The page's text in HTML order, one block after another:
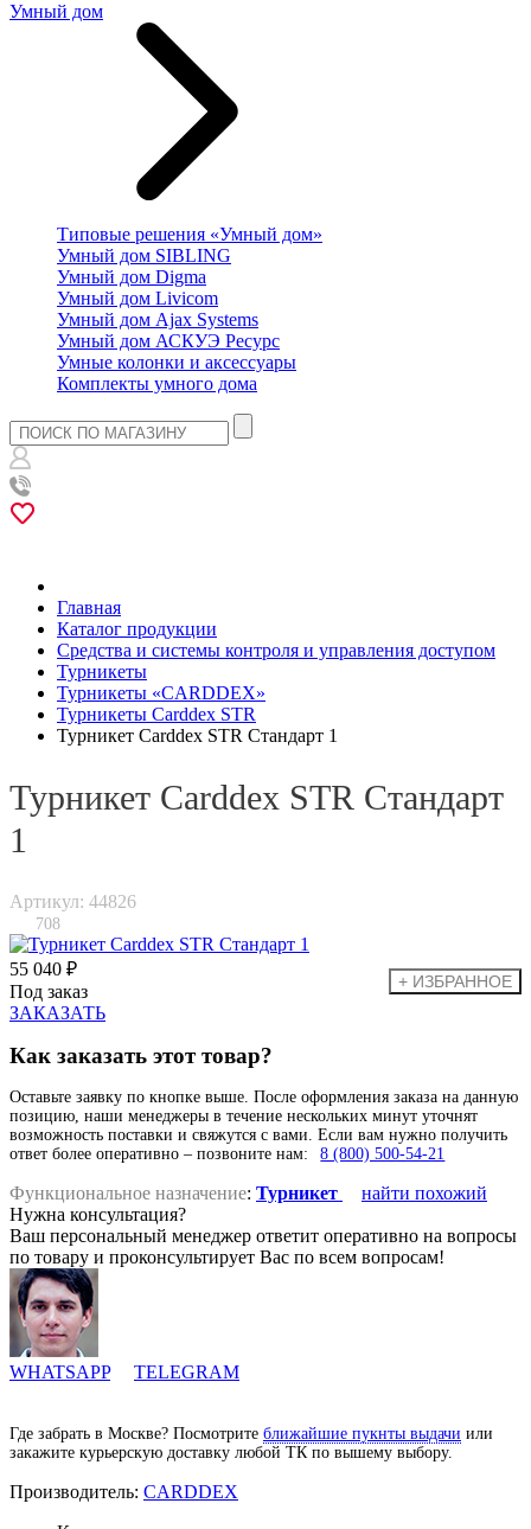
Умный дом
Типовые решения «Умный дом»
Умный дом SIBLING
Умный дом Digma
Умный дом Livicom
Умный дом Ajax Systems
Умный дом АСКУЭ Ресурс
Умные колонки и аксессуары
Комплекты умного дома
Главная
Каталог продукции
Средства и системы контроля и управления доступом
Турникеты
Турникеты «CARDDEX»
Турникеты Carddex STR
Турникет Carddex STR Стандарт 1
Турникет Carddex STR Стандарт
1
Артикул: 44826
708
55 040 ₽
Под заказ
ЗАКАЗАТЬ
Как заказать этот товар?
Оставьте заявку по кнопке выше. После оформления заказа на данную
позицию, наши менеджеры в течение нескольких минут уточнят
возможность поставки и свяжутся с вами. Если вам нужно получить
ответ более оперативно – позвоните нам:
8 (800) 500-54-21
Функциональное назначение: Турникет
найти похожий
Нужна консультация?
Ваш персональный менеджер ответит оперативно на вопросы
по товару и проконсультирует Вас по всем вопросам!
WHATSAPP TELEGRAM
Где забрать в Москве? Посмотрите ближайшие пукнты выдачи или
закажите курьерскую доставку любой ТК по вышему выбору.
Производитель: CARDDEX